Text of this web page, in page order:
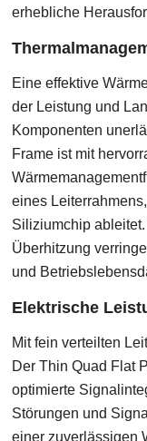
erhebliche
Eine effektive
der Leistung und
Komponenten
Frame ist mit
eines
Siliziumchip
Überhitzung
und
Elektrische
Mit fein verteilten
Der Thin Quad Flat
optimierte
Störungen und
einer zuverlässigen